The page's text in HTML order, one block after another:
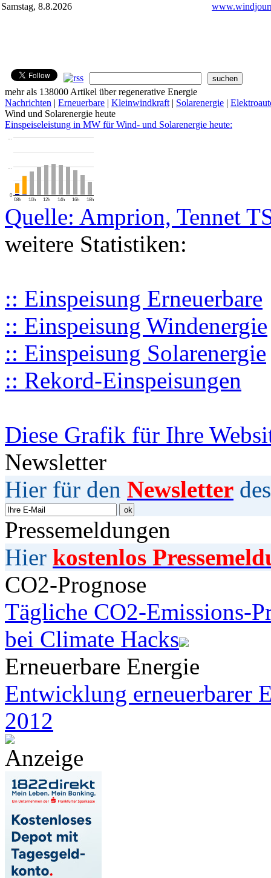
Samstag, 8.8.2026
mehr als 138000 Artikel über regenerative Energie
Nachrichten | Erneuerbare | Kleinwindkraft | Solarenergie |
Wind und Solarenergie heute
Einspeiseleistung in MW für Wind- und Solarenergie heute:
08h 10h 12h 14h 16h 18h
0
…
…
Quelle: Amprion, Tennet
weitere Statistiken:
:: Einspeisung Erneuerbare
:: Einspeisung Windenergie
:: Einspeisung Solarenergie
:: Rekord-Einspeisungen
Diese Grafik für Ihre
Newsletter
Hier für den Newsletter
Pressemeldungen
Hier kostenlos
CO2-Prognose
Tägliche CO2-Emissions-
bei Climate Hacks
Erneuerbare Energie
Entwicklung erneuerbarer
2012
Anzeige